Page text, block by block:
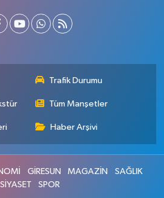
Trafik Durumu
Tüm Manşetler
Haber Arşivi
GİRESUN MAGAZİN
SAĞLIK
SİYASET
SPOR